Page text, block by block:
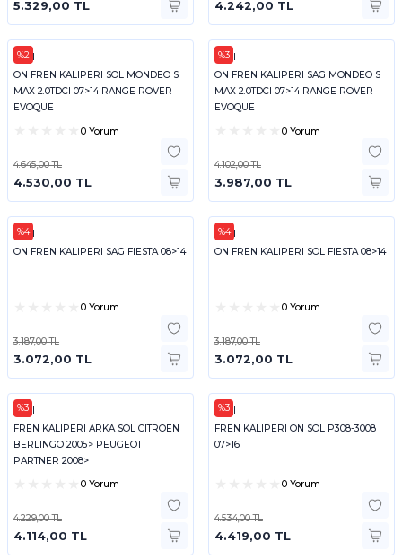
5.329,00 TL 4.242,00 TL
%2
FEBI
ON FREN KALIPERI SOL MONDEO S
MAX 2.0TDCI 07>14 RANGE ROVER
EVOQUE
0 Yorum
4.645,00 TL
4.530,00 TL
%3
FEBI
ON FREN KALIPERI SAG MONDEO S
MAX 2.0TDCI 07>14 RANGE ROVER
EVOQUE
0 Yorum
4.102,00 TL
3.987,00 TL
%4
FEBI
ON FREN KALIPERI SAG FIESTA 08>14
0 Yorum
3.187,00 TL
3.072,00 TL
%4
FEBI
ON FREN KALIPERI SOL FIESTA 08>14
0 Yorum
3.187,00 TL
3.072,00 TL
%3
FEBI
FREN KALIPERI ARKA SOL CITROEN
BERLINGO 2005> PEUGEOT
PARTNER 2008>
0 Yorum
4.229,00 TL
4.114,00 TL
%3
FEBI
FREN KALIPERI ON SOL P308-3008
07>16
0 Yorum
4.534,00 TL
4.419,00 TL